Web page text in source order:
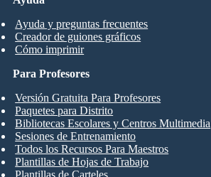
Ayuda y preguntas frecuentes
Creador de guiones gráficos
Cómo imprimir
Para Profesores
Versión Gratuita Para Profesores
Paquetes para Distrito
Bibliotecas Escolares y Centros Multimedia
Sesiones de Entrenamiento
Todos los Recursos Para Maestros
Plantillas de Hojas de Trabajo